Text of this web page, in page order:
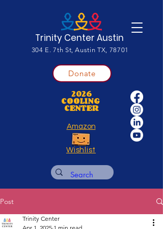
Trinity Center Austin
304 E. 7th St, Austin TX, 78701
Donate
2026
COOLING
CENTER
Amazon
Wishlist
Post
Trinity Center